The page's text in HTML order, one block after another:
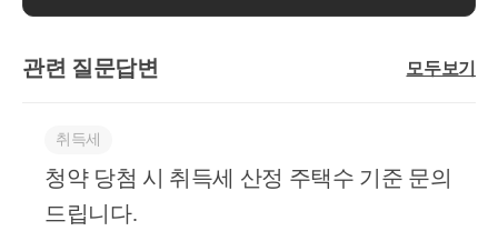
관련 질문답변 모두보기
취득세
청약 당첨 시 취득세 산정 주택수 기준 문의
드립니다.